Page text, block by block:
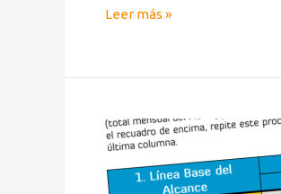
Leer más »
Aprendizaje
Lúdico
con